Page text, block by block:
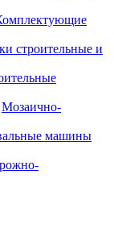
строительные и
Мозаично-
машины